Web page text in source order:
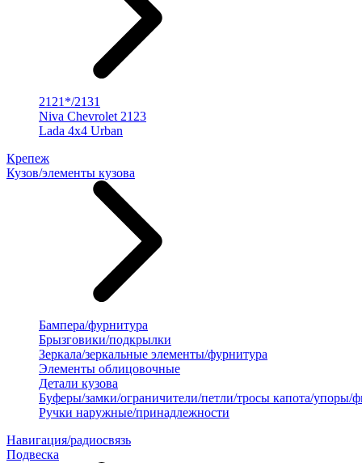
2121*/2131
Niva Chevrolet 2123
Lada 4x4 Urban
Крепеж
Кузов/элементы кузова
Бампера/фурнитура
Брызговики/подкрылки
Зеркала/зеркальные элементы/фурнитура
Элементы облицовочные
Детали кузова
Буферы/замки/ограничители/петли/тросы капота/упоры/
Ручки наружные/принадлежности
Навигация/радиосвязь
Подвеска